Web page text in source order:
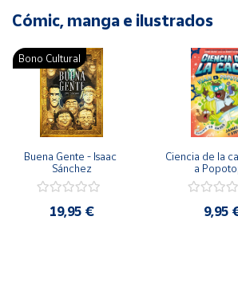
Cómic, manga e ilustrados
Bono Cultural
Buena Gente - Isaac
Sánchez
19,95 €
Ciencia de la
a
9,95